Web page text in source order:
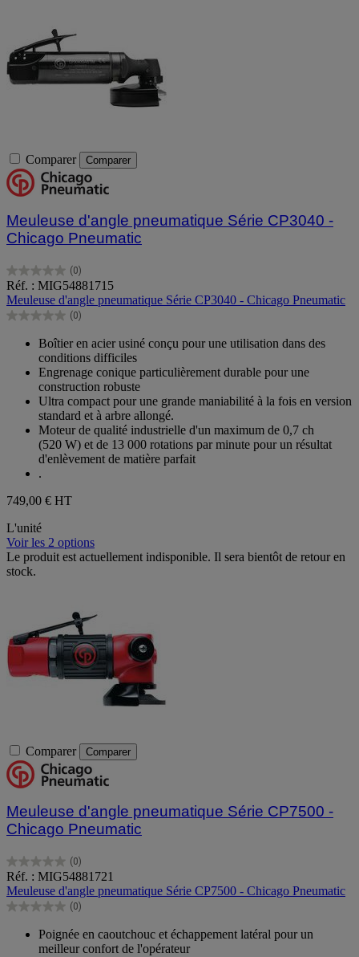
Comparer Comparer
Meuleuse d'angle pneumatique Série CP3040 -
Chicago Pneumatic
(0)
0.0
sur
5
étoiles.
Réf. : MIG54881715
Meuleuse d'angle pneumatique Série CP3040 - Chicago Pneumatic
(0)
0.0
étoiles.
Boîtier en acier usiné conçu pour une utilisation dans des
conditions difficiles
Engrenage conique particulièrement durable pour une
construction robuste
Ultra compact pour une grande maniabilité à la fois en version
standard et à arbre allongé.
Moteur de qualité industrielle d'un maximum de 0,7 ch
(520 W) et de 13 000 rotations par minute pour un résultat
d'enlèvement de matière parfait
.
749,00 € HT
L'unité
Voir les 2 options
Le produit est actuellement indisponible. Il sera bientôt de retour en
stock.
Comparer Comparer
Meuleuse d'angle pneumatique Série CP7500 -
Chicago Pneumatic
(0)
0.0
sur
5
étoiles.
Réf. : MIG54881721
Meuleuse d'angle pneumatique Série CP7500 - Chicago Pneumatic
(0)
0.0
Poignée en caoutchouc et échappement latéral pour un
meilleur confort de l'opérateur